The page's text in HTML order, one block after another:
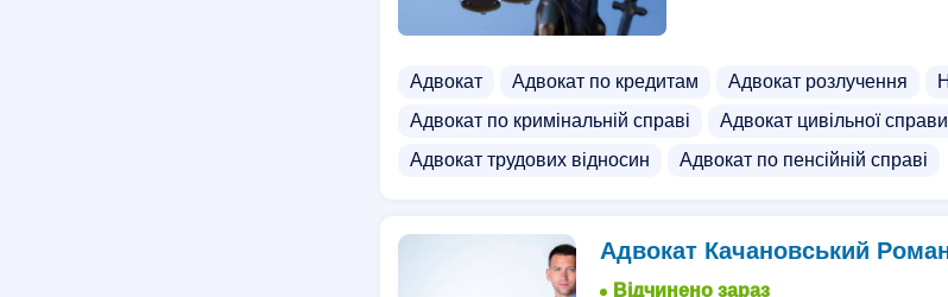
Адвокат Адвокат по кредитам Адвокат розлучення
Адвокат по кримінальній справі
Адвокат цивільної справи
Адвокат трудових відносин
Адвокат по пенсійній справі
Адвокат Качановський
Відчинено зараз